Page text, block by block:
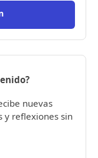
nuevas
y reflexiones sin